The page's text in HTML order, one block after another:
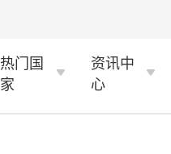
热门国
家
资讯中
心